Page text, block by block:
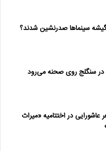
گیشه سینماها صدرنشین شدند؟
در سنگلج روی صحنه می‌رود
در اختتامیه «میراث